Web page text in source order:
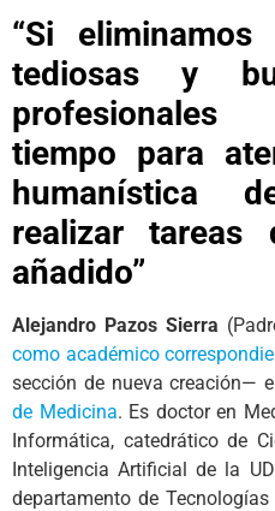
“Si
tediosas y
tiempo para
humanística
realizar tareas
añadido”
Alejandro Pazos Sierra
como académico
sección de nueva creación—
de Medicina. Es doctor en
Informática, catedrático de
Inteligencia Artificial de la
departamento de